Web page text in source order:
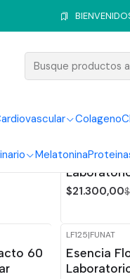
Colageno
Melatonina
Inicio
Valepass
$21.300,00
60
-15%
LF125|FUNAT
Esencia